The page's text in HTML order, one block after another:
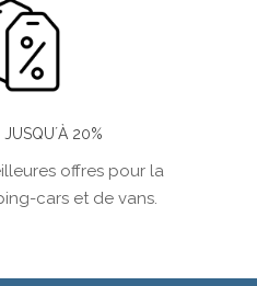
JUSQU´À 20%
offres pour la
cars et de vans.